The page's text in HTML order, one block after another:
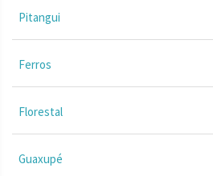
Pitangui
Ferros
Florestal
Guaxupé